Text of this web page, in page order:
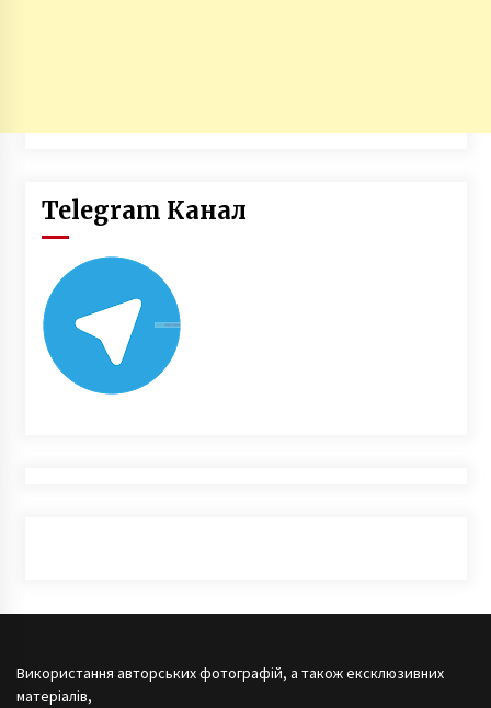
Telegram Канал
Використання авторських фотографій, а також ексклюзивних
матеріалів,